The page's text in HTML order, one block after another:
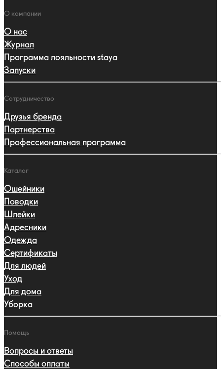
Навигация
О компании
О нас
Журнал
Программа лояльности staya
Запуски
Сотрудничество
Друзья бренда
Партнерства
Профессиональная программа
Каталог
Ошейники
Поводки
Шлейки
Адресники
Одежда
Сертификаты
Для людей
Уход
Для дома
Уборка
Помощь
Вопросы и ответы
Способы оплаты